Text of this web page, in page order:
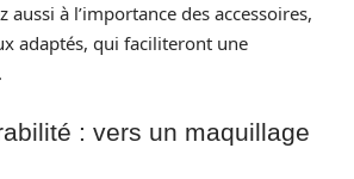
aussi à l’importance des accessoires,
adaptés, qui faciliteront une
: vers un maquillage